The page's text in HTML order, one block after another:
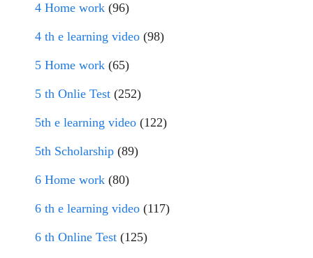
4 Home work (96)
4 th e learning video (98)
5 Home work (65)
5 th Onlie Test (252)
5th e learning video (122)
5th Scholarship (89)
6 Home work (80)
6 th e learning video (117)
6 th Online Test (125)